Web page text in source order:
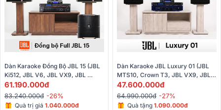
Dàn Karaoke Đồng Bộ JBL 15 (JBL
Ki512, JBL V6, JBL VX9, JBL
Pasion 12SP, JBL VM300)
61.190.000đ
83.240.000đ -26%
Quà trị giá 1.040.000đ
Dàn Karaoke JBL Luxury 01 (JBL
MTS10, Crown T3, JBL VX9, JBL
VM300)
47.600.000đ
64.990.000đ -27%
Quà tặng 1.090.000đ